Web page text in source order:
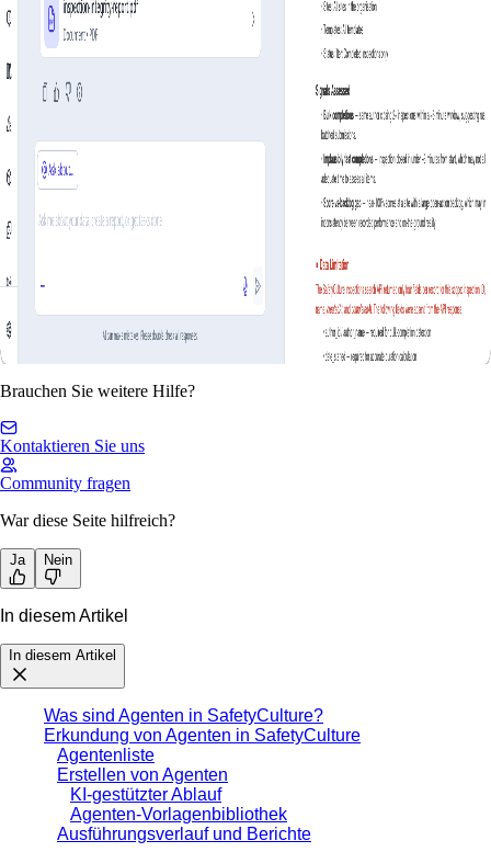
Brauchen Sie weitere Hilfe?
Kontaktieren Sie uns
Community fragen
War diese Seite hilfreich?
Ja Nein
In diesem Artikel
In diesem Artikel
Was sind Agenten in SafetyCulture?
Erkundung von Agenten in SafetyCulture
Agentenliste
Erstellen von Agenten
KI-gestützter Ablauf
Agenten-Vorlagenbibliothek
Ausführungsverlauf und Berichte